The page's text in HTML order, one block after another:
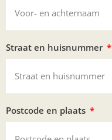
Straat en huisnummer
Postcode en plaats